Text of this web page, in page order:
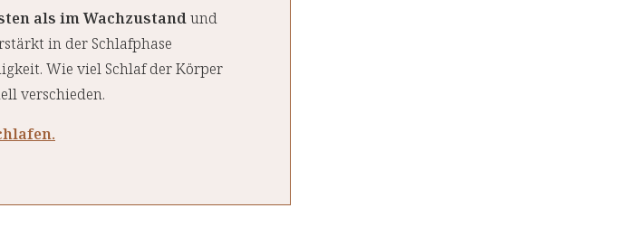
als im Wachzustandund
in der Schlafphase
Wie viel Schlaf der Körper
verschieden.